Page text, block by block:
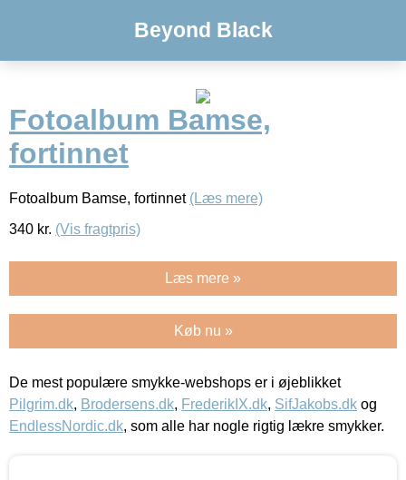
Beyond Black
Fotoalbum Bamse,
fortinnet
Fotoalbum Bamse, fortinnet (Læs mere)
340 kr. (Vis fragtpris)
Læs mere »
Køb nu »
De mest populære smykke-webshops er i øjeblikket
Pilgrim.dk, Brodersens.dk, FrederikIX.dk, SifJakobs.dk og
EndlessNordic.dk, som alle har nogle rigtig lækre smykker.